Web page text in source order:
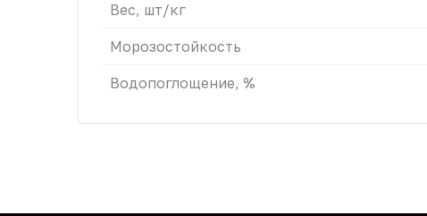
Вес, шт/кг
Морозостойкость
Водопоглощение, %